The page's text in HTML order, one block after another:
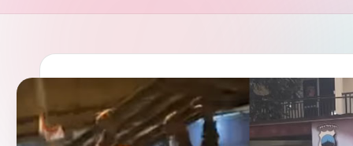
n
a
l
B